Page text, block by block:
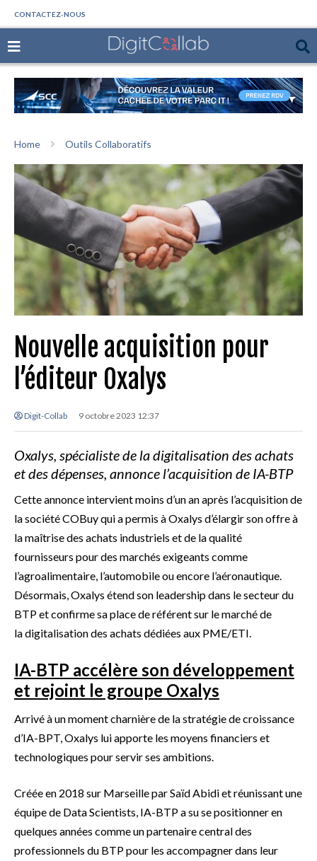
CONTACTEZ-NOUS
Home Outils Collaboratifs
Nouvelle acquisition pour
l’éditeur Oxalys
Digit-Collab 9 octobre 2023 12:37
Oxalys, spécialiste de la digitalisation des achats
et desdépenses, annonce l’acquisition de IA-BTP
Cette annonce intervient moins d’un an après l’acquisition de
la société COBuy qui a permis à Oxalys d’élargir son offre à
la maîtrise des achats industriels et de la qualité
fournisseurs pour des marchés exigeants comme
l’agroalimentaire, l’automobile ou encore l’aéronautique.
Désormais, Oxalys étend son leadership dans le secteur du
BTP et confirme sa place de référent sur le marché de
la digitalisation des achats dédiées aux PME/ETI.
IA-BTP accélère son développement
et rejoint le groupe Oxalys
Arrivé à un moment charnière de la stratégie de croissance
d’IA-BPT, Oxalys lui apporte les moyens financiers et
technologiques pour servir ses ambitions.
Créée en 2018 sur Marseille par Saïd Abidi et réunissant une
équipe de Data Scientists, IA-BTP a su se positionner en
quelques années comme un partenaire central des
professionnels du BTP pour les accompagner dans leur